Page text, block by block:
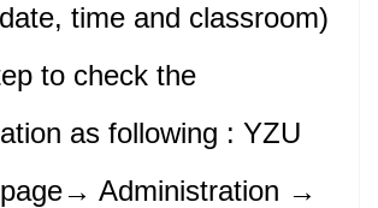
time and classroom)
to check the
as following : YZU
Administration →